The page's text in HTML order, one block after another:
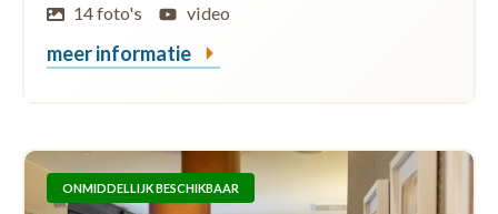
14 foto's
video
meer informatie
ONMIDDELLIJK BESCHIKBAAR